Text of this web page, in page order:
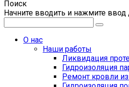
Поиск
Начните вводить и нажмите ввод
О нас
Наши работы
Ликвидация
Гидроизоляция
Ремонт кровли